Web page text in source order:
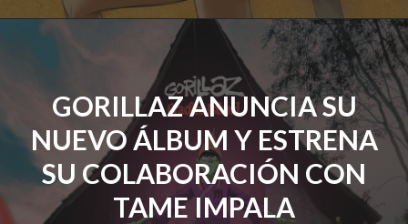
“THE
MOUNTAIN
TOUR”"
GORILLAZ ANUNCIA SU
NUEVO ÁLBUM Y ESTRENA
SU COLABORACIÓN CON
TAME IMPALA